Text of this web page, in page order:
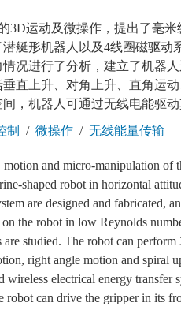
3D运动及微操作，提出了毫
艇形机器人以及4线圈磁驱
况进行了分析，建立了机器
直上升、对角上升、直角运
，机器人可通过无线电能驱
制 / 微操作 / 无线能量传输
and micro-manipulation
shaped robot in horizontal
are designed and fabricated,
the robot in low Reynolds
studied. The robot can
right angle motion and spiral
wireless electrical energy
robot can drive the gripper in its